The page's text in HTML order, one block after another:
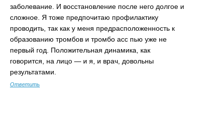
заболевание. И восстановление после него долгое и
сложное. Я тоже предпочитаю профилактику
проводить, так как у меня предрасположенность к
образованию тромбов и тромбо асс пью уже не
первый год. Положительная динамика, как
говорится, на лицо — и я, и врач, довольны
результатами.
Ответить